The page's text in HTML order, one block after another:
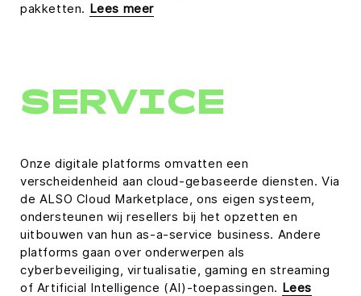
pakketten. Lees meer
SERVICE
Onze digitale platforms omvatten een
verscheidenheid aan cloud-gebaseerde diensten. Via
de ALSO Cloud Marketplace, ons eigen systeem,
ondersteunen wij resellers bij het opzetten en
uitbouwen van hun as-a-service business. Andere
platforms gaan over onderwerpen als
cyberbeveiliging, virtualisatie, gaming en streaming
of Artificial Intelligence (AI)-toepassingen. Lees